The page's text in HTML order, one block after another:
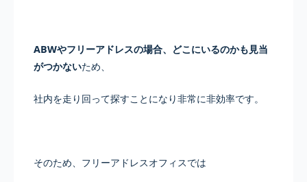
ABWやフリーアドレスの場合、どこにいるのかも見当
がつかないため、
社内を走り回って探すことになり非常に非効率です。
そのため、フリーアドレスオフィスでは